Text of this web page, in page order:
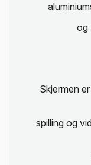
og
Skjermen
spilling og